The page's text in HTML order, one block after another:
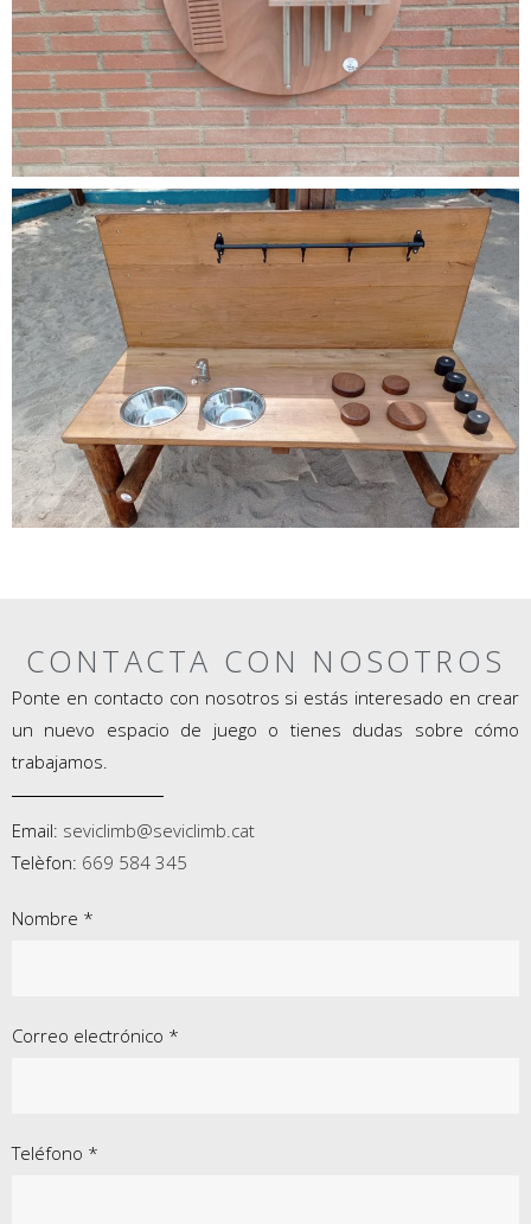
CONTACTA CON NOSOTROS
Ponte en contacto con nosotros si estás interesado en crear
un nuevo espacio de juego o tienes dudas sobre cómo
trabajamos.
Email: seviclimb@seviclimb.cat
Telèfon: 669 584 345
Nombre *
Correo electrónico *
Teléfono *